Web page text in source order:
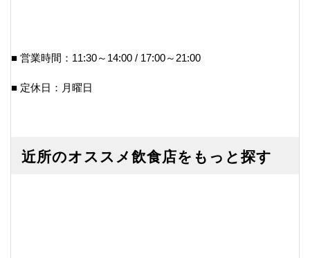
■ 営業時間：11:30～14:00 / 17:00～21:00
■ 定休日：月曜日
近所のオススメ飲食店をもっと探す